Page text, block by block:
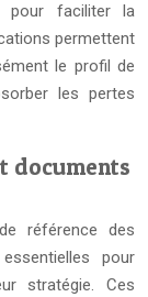
pour faciliter la
permettent
le profil de
les pertes
documents
référence des
pour
stratégie. Ces